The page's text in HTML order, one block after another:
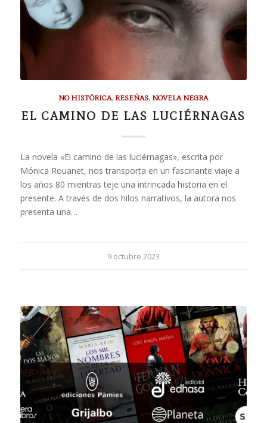
NO HISTÓRICA, RESEÑAS, NOVELA NEGRA
EL CAMINO DE LAS LUCIÉRNAGAS
La novela «El camino de las luciérnagas», escrita por
Mónica Rouanet, nos transporta en un fascinante viaje a
los años 80 mientras teje una intrincada historia en el
presente. A través de dos hilos narrativos, la autora nos
presenta una…
9 octubre 2023